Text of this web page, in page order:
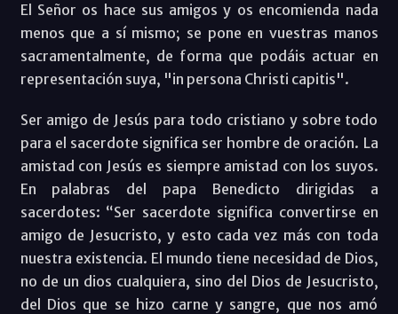
El Señor os hace sus amigos y os encomienda nada
menos que a sí mismo; se pone en vuestras manos
sacramentalmente, de forma que podáis actuar en
representación suya, "in persona Christi capitis".
Ser amigo de Jesús para todo cristiano y sobre todo
para el sacerdote significa ser hombre de oración. La
amistad con Jesús es siempre amistad con los suyos.
En palabras del papa Benedicto dirigidas a
sacerdotes: “Ser sacerdote significa convertirse en
amigo de Jesucristo, y esto cada vez más con toda
nuestra existencia. El mundo tiene necesidad de Dios,
no de un dios cualquiera, sino del Dios de Jesucristo,
del Dios que se hizo carne y sangre, que nos amó